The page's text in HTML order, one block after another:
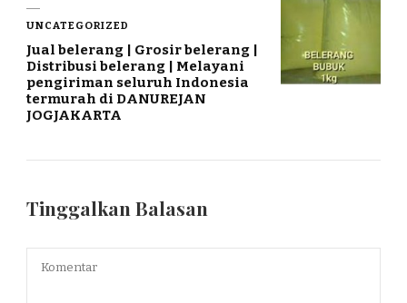
UNCATEGORIZED
Jual belerang | Grosir belerang |
Distribusi belerang | Melayani
pengiriman seluruh Indonesia
termurah di DANUREJAN
JOGJAKARTA
Tinggalkan Balasan